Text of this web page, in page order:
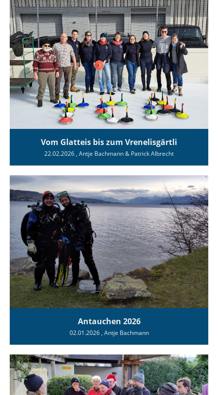
Vom Glatteis bis zum Vrenelisgärtli
22.02.2026 , Antje Bachmann & Patrick Albrecht
Antauchen 2026
02.01.2026, Antje Bachmann